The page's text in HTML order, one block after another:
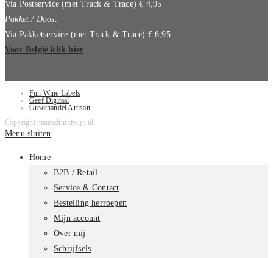
Via Postservice (met Track & Trace) € 4,95
Pakket / Doos:
Via Pakketservice (met Track & Trace) € 6,95
Voor België klik hier
Fun Wine Labels
Geef Digitaal
Groothandel Artisan
Copyright mamadrinktwijn.nl
Menu sluiten
Home
B2B / Retail
Service & Contact
Bestelling herroepen
Mijn account
Over mij
Schrijfsels